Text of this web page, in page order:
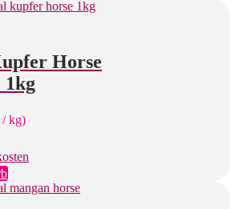
Horse
1kg
/kg)